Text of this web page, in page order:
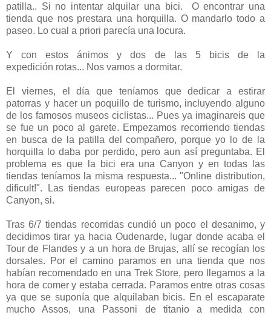
patilla.. Si no intentar alquilar una bici. O encontrar una
tienda que nos prestara una horquilla. O mandarlo todo a
paseo. Lo cual a priori parecía una locura.
Y con estos ánimos y dos de las 5 bicis de la
expedición rotas... Nos vamos a dormitar.
El viernes, el día que teníamos que dedicar a estirar
patorras y hacer un poquillo de turismo, incluyendo alguno
de los famosos museos ciclistas... Pues ya imaginareis que
se fue un poco al garete. Empezamos recorriendo tiendas
en busca de la patilla del compañero, porque yo lo de la
horquilla lo daba por perdido, pero aun así preguntaba. El
problema es que la bici era una Canyon y en todas las
tiendas teníamos la misma respuesta... "Online distribution,
dificult!". Las tiendas europeas parecen poco amigas de
Canyon, si.
Tras 6/7 tiendas recorridas cundió un poco el desanimo, y
decidimos tirar ya hacia Oudenarde, lugar donde acaba el
Tour de Flandes y a un hora de Brujas, allí se recogían los
dorsales. Por el camino paramos en una tienda que nos
habían recomendado en una Trek Store, pero llegamos a la
hora de comer y estaba cerrada. Paramos entre otras cosas
ya que se suponía que alquilaban bicis. En el escaparate
mucho Assos, una Passoni de titanio a medida con